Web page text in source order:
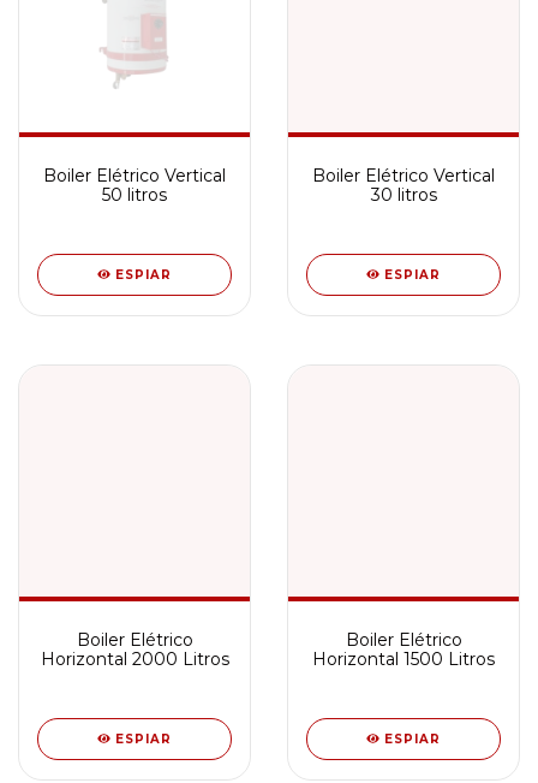
Boiler Elétrico Vertical
50 litros
ESPIAR
Boiler Elétrico Vertical
30 litros
ESPIAR
Boiler Elétrico
Horizontal 2000 Litros
ESPIAR
Boiler Elétrico
Horizontal 1500 Litros
ESPIAR